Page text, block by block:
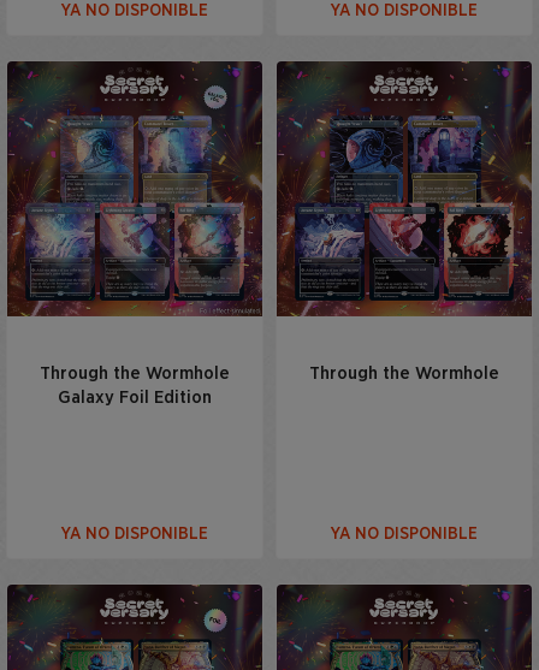
YA NO DISPONIBLE YA NO DISPONIBLE
Through the Wormhole
Galaxy Foil Edition
YA NO DISPONIBLE
Through the Wormhole
YA NO DISPONIBLE